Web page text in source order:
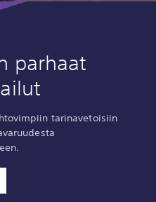
parhaat
tarinavetoisiin